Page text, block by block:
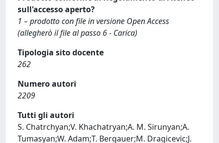
sull'accesso aperto?
1 – prodotto con file in versione Open Access
(allegherò il file al passo 6 - Carica)
Tipologia sito docente
262
Numero autori
2209
Tutti gli autori
S. Chatrchyan;V. Khachatryan;A. M. Sirunyan;A.
Tumasyan;W. Adam;T. Bergauer;M. Dragicevic;J.